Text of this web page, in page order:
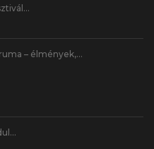
– élmények,…